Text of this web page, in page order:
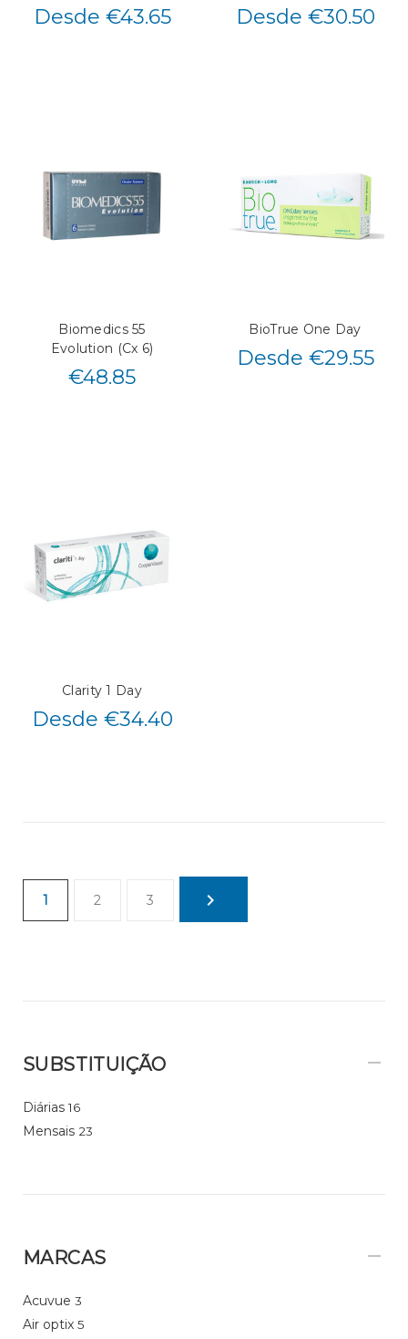
Desde €43.65 Desde €30.50
Biomedics 55
Evolution (Cx 6)
€48.85
BioTrue One Day
Desde €29.55
Clarity 1 Day
Desde €34.40
1 2 3
SUBSTITUIÇÃO
Diárias 16
Mensais 23
MARCAS
Acuvue 3
Air optix 5